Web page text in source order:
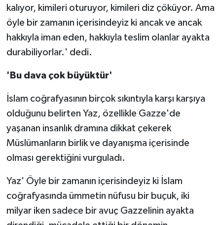
kalıyor, kimileri oturuyor, kimileri diz çöküyor. Ama
öyle bir zamanın içerisindeyiz ki ancak ve ancak
hakkıyla iman eden, hakkıyla teslim olanlar ayakta
durabiliyorlar.' dedi.
'Bu dava çok büyüktür'
İslam coğrafyasının birçok sıkıntıyla karşı karşıya
olduğunu belirten Yaz, özellikle Gazze'de
yaşanan insanlık dramına dikkat çekerek
Müslümanların birlik ve dayanışma içerisinde
olması gerektiğini vurguladı.
Yaz' Öyle bir zamanın içerisindeyiz ki İslam
coğrafyasında ümmetin nüfusu bir buçuk, iki
milyar iken sadece bir avuç Gazzelinin ayakta